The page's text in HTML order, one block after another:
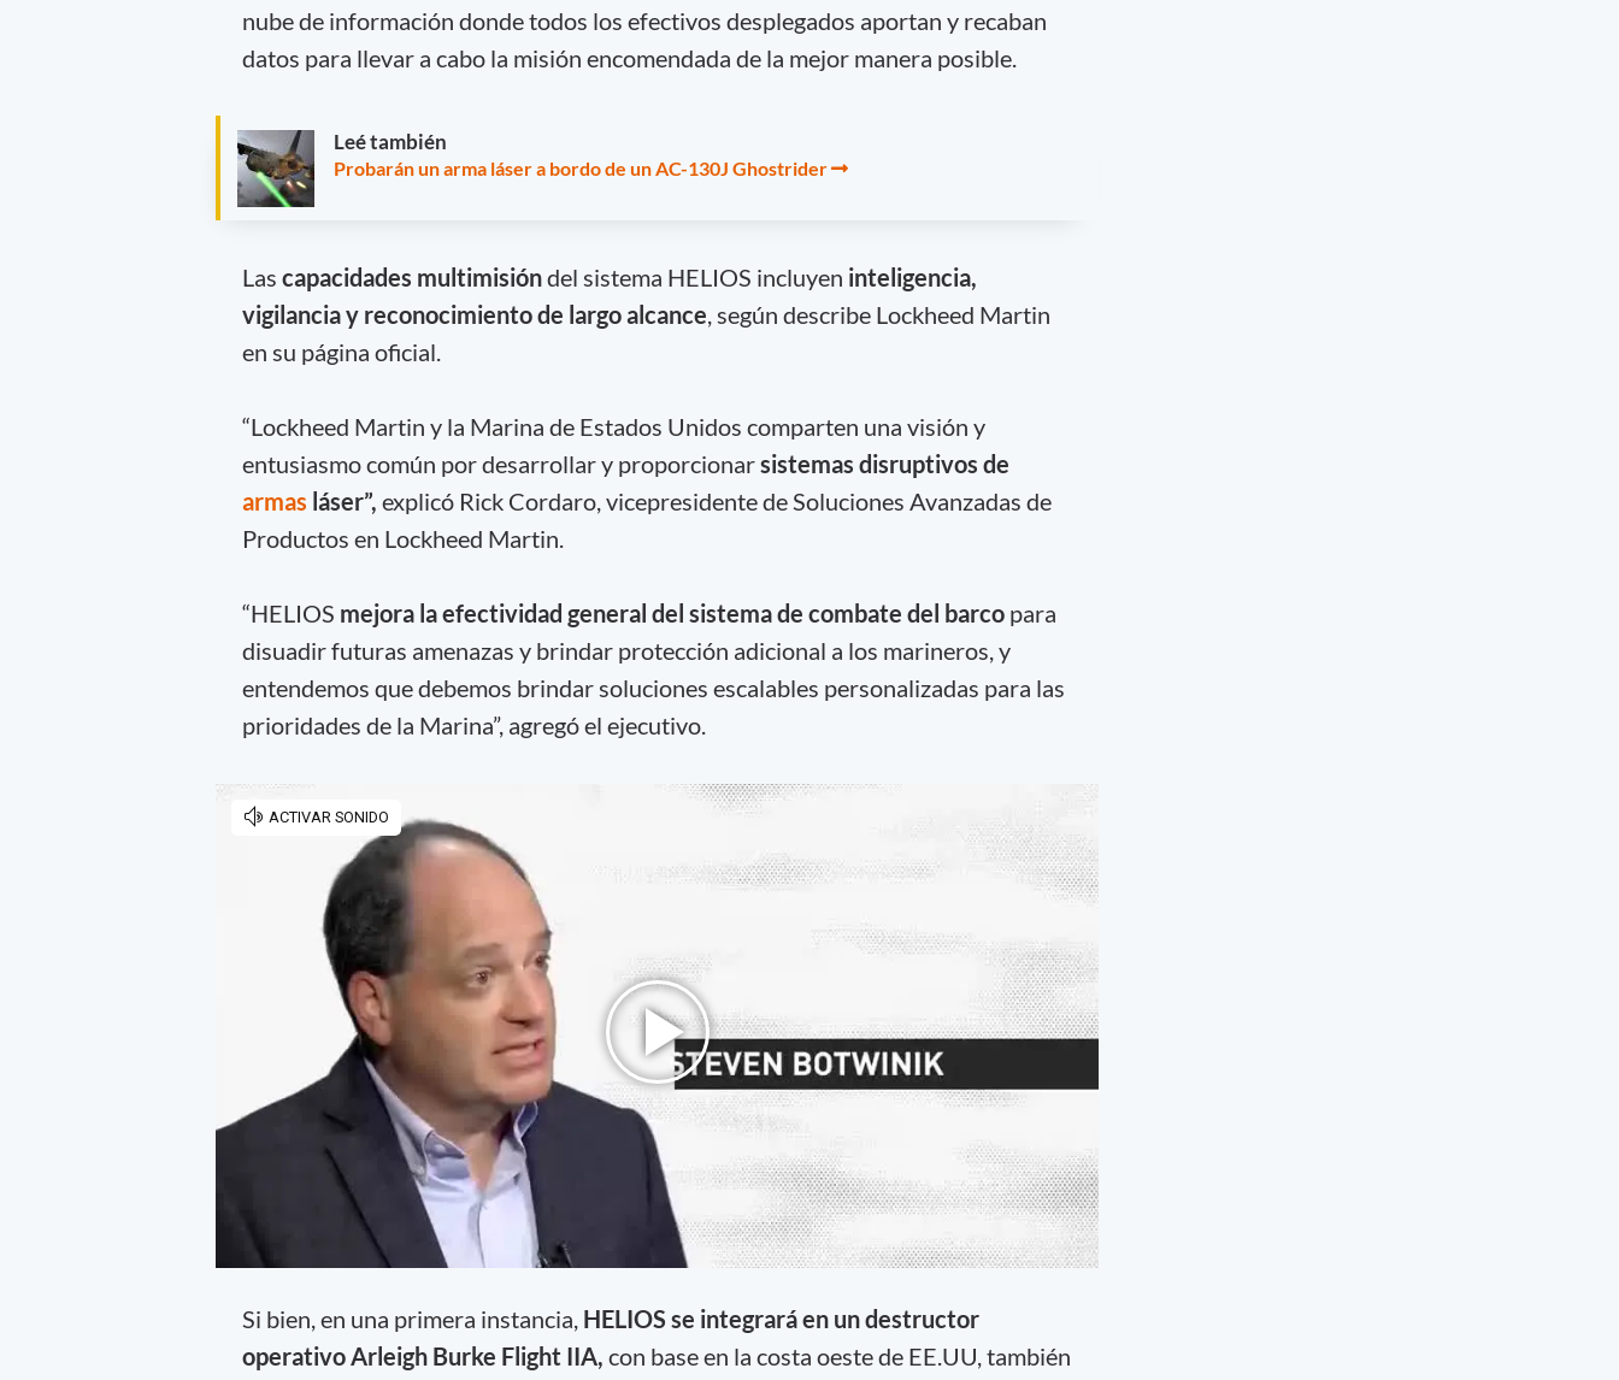
nube de información donde todos los efectivos desplegados aportan y recaban
datos para llevar a cabo la misión encomendada de la mejor manera posible.
Leé también
Probarán un arma láser a bordo de un AC-130J Ghostrider
Las capacidades multimisióndel sistema HELIOS incluyen inteligencia,
vigilancia y reconocimiento de largo alcance, según describe Lockheed Martin
en su página oficial.
“Lockheed Martin y la Marina de Estados Unidos comparten una visión y
entusiasmo común por desarrollar y proporcionarsistemas disruptivos de
armas láser”, explicó Rick Cordaro, vicepresidente de Soluciones Avanzadas de
Productos en Lockheed Martin.
“HELIOS mejora la efectividad general del sistema de combate del barcopara
disuadir futuras amenazas y brindar protección adicional a los marineros, y
entendemos que debemos brindar soluciones escalables personalizadas para las
prioridades de la Marina”, agregó el ejecutivo.
Si bien, en una primera instancia, HELIOS se integrará en un destructor
operativo Arleigh Burke Flight IIA, con base en la costa oeste de EE.UU, también